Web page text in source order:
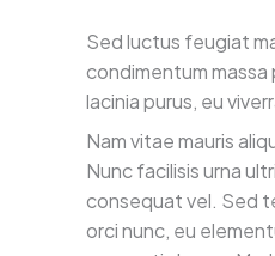
Sed luctus feugiat
condimentum
lacinia purus, eu
Nam vitae mauris
Nunc facilisis urna
consequat vel. Sed
orci nunc, eu